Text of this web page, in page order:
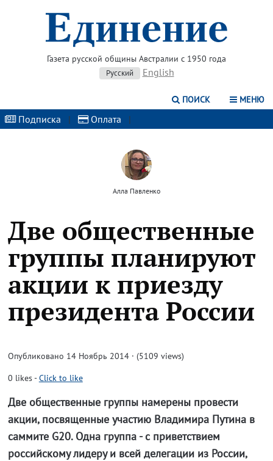
Газета русской общины Австралии с 1950 года
Русский English
ПОИСК МЕНЮ
Подписка | Оплата |
Алла Павленко
Две общественные
группы планируют
акции к приезду
президента России
Опубликовано 14 Ноябрь 2014 · (5109 views)
0 likes-Click to like
Две общественные группы намерены провести
акции, посвященные участию Владимира Путина в
саммите G20. Oдна группа - с приветствием
российскому лидеру и всей делегации из России,